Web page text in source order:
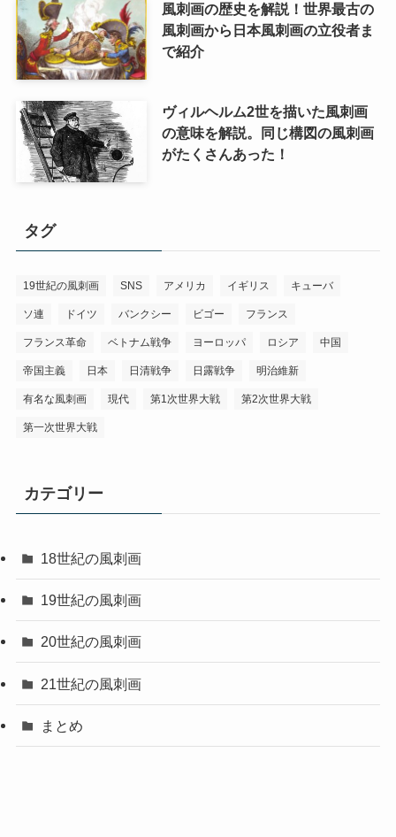
風刺画の歴史を解説！世界最古の
風刺画から日本風刺画の立役者ま
で紹介
ヴィルヘルム2世を描いた風刺画
の意味を解説。同じ構図の風刺画
がたくさんあった！
タグ
19世紀の風刺画 SNS アメリカ イギリス キューバ
ソ連 ドイツ バンクシー ビゴー フランス
フランス革命 ベトナム戦争 ヨーロッパ ロシア 中国
帝国主義 日本 日清戦争 日露戦争 明治維新
有名な風刺画 現代 第1次世界大戦 第2次世界大戦
第一次世界大戦
カテゴリー
18世紀の風刺画
19世紀の風刺画
20世紀の風刺画
21世紀の風刺画
まとめ